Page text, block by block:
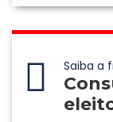
Saiba a